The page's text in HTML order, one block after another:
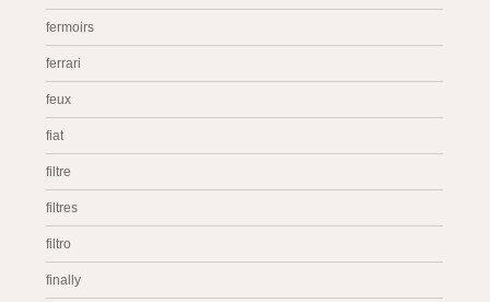
fermoirs
ferrari
feux
fiat
filtre
filtres
filtro
finally